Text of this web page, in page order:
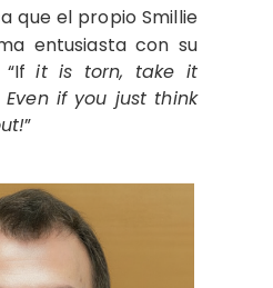
que el propio Smillie
entusiasta con su
“Ifit is torn, take it
if you just think
”